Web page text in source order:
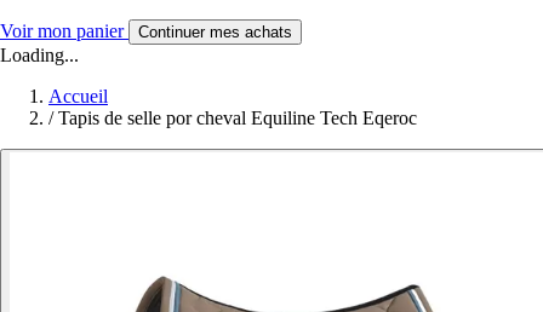
Voir mon panier Continuer mes achats
Loading...
Accueil
/ Tapis de selle por cheval Equiline Tech Eqeroc